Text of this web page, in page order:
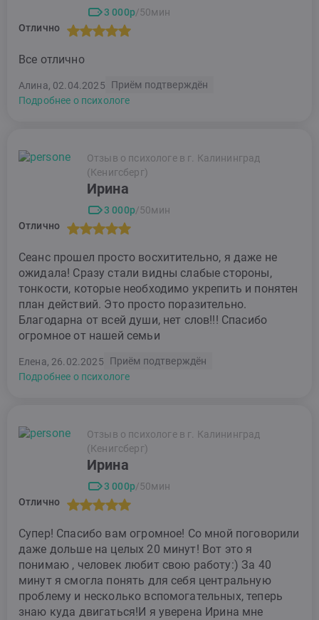
3 000р/50мин
Отлично
Все отлично
Алина, 02.04.2025
Приём подтверждён
Подробнее о психологе
Отзыв о психологе в г. Калининград
(Кенигсберг)
Ирина
3 000р/50мин
Отлично
Сеанс прошел просто восхитительно, я даже не
ожидала! Сразу стали видны слабые стороны,
тонкости, которые необходимо укрепить и понятен
план действий. Это просто поразительно.
Благодарна от всей души, нет слов!!! Спасибо
огромное от нашей семьи
Елена, 26.02.2025
Приём подтверждён
Подробнее о психологе
Отзыв о психологе в г. Калининград
(Кенигсберг)
Ирина
3 000р/50мин
Отлично
Супер! Спасибо вам огромное! Со мной поговорили
даже дольше на целых 20 минут! Вот это я
понимаю , человек любит свою работу:) За 40
минут я смогла понять для себя центральную
проблему и несколько вспомогательных, теперь
знаю куда двигаться!И я уверена Ирина мне